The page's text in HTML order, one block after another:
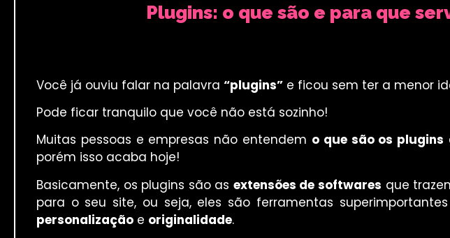
Plugins: o que são e para que
Você já ouviu falar na palavra “plugins” e ficou sem ter a menor
Pode ficar tranquilo que você não está sozinho!
Muitas pessoas e empresas não entendem o que são os plugins
porém isso acaba hoje!
Basicamente, os plugins são as extensões de softwares que
para o seu site, ou seja, eles são ferramentas
personalização e originalidade.